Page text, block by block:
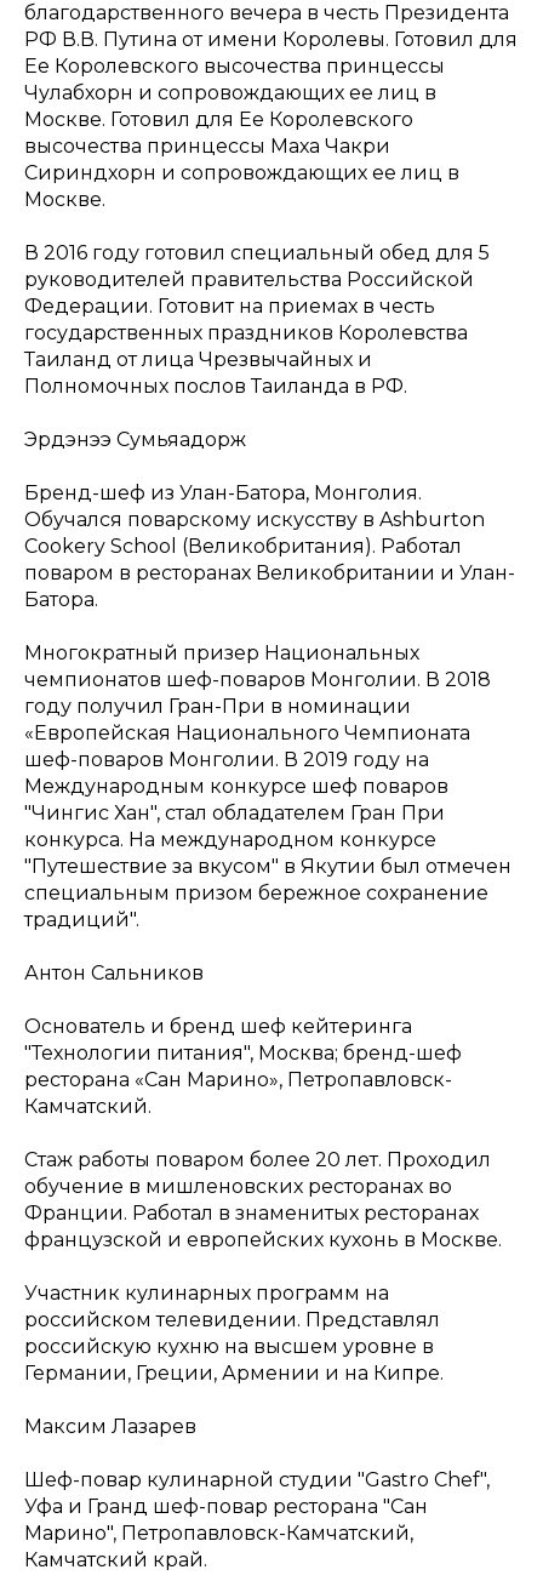
благодарственного вечера в честь Президента
РФ В.В. Путина от имени Королевы. Готовил для
Ее Королевского высочества принцессы
Чулабхорн и сопровождающих ее лиц в
Москве. Готовил для Ее Королевского
высочества принцессы Маха Чакри
Сириндхорн и сопровождающих ее лиц в
Москве.
В 2016 году готовил специальный обед для 5
руководителей правительства Российской
Федерации. Готовит на приемах в честь
государственных праздников Королевства
Таиланд от лица Чрезвычайных и
Полномочных послов Таиланда в РФ.
Эрдэнээ Сумьяадорж
Бренд-шеф из Улан-Батора, Монголия.
Обучался поварскому искусству в Ashburton
Cookery School (Великобритания). Работал
поваром в ресторанах Великобритании и Улан-
Батора.
Многократный призер Национальных
чемпионатов шеф-поваров Монголии. В 2018
году получил Гран-При в номинации
«Европейская Национального Чемпионата
шеф-поваров Монголии. В 2019 году на
Международным конкурсе шеф поваров
"Чингис Хан", стал обладателем Гран При
конкурса. На международном конкурсе
"Путешествие за вкусом" в Якутии был отмечен
специальным призом бережное сохранение
традиций".
Антон Сальников
Основатель и бренд шеф кейтеринга
"Технологии питания", Москва; бренд-шеф
ресторана «Сан Марино», Петропавловск-
Камчатский.
Стаж работы поваром более 20 лет. Проходил
обучение в мишленовских ресторанах во
Франции. Работал в знаменитых ресторанах
французской и европейских кухонь в Москве.
Участник кулинарных программ на
российском телевидении. Представлял
российскую кухню на высшем уровне в
Германии, Греции, Армении и на Кипре.
Максим Лазарев
Шеф-повар кулинарной студии "Gastro Chef",
Уфа и Гранд шеф-повар ресторана "Сан
Марино", Петропавловск-Камчатский,
Камчатский край.